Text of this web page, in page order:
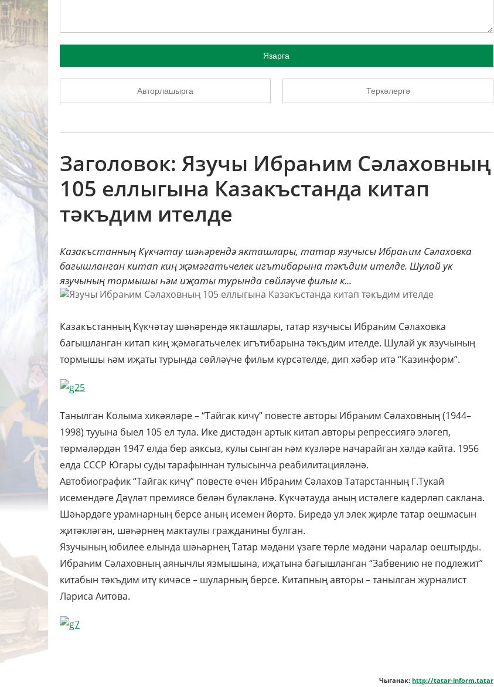
Язарга
Авторлашырга Теркәлергә
Заголовок: Язучы Ибраһим Сәлаховның
105 еллыгына Казакъстанда китап
тәкъдим ителде
Казакъстанның Күкчәтау шәһәрендә якташлары, татар язучысы Ибраһим Сәлаховка
багышланган китап киң җәмәгатьчелек игътибарына тәкъдим ителде. Шулай ук
язучының тормышы һәм иҗаты турында сөйләүче фильм к...
Казакъстанның Күкчәтау шәһәрендә якташлары, татар язучысы Ибраһим Сәлаховка
багышланган китап киң җәмәгатьчелек игътибарына тәкъдим ителде. Шулай ук язучының
тормышы һәм иҗаты турында сөйләүче фильм күрсәтелде, дип хәбәр итә “Казинформ”.
Танылган Колыма хикәяләре – “Тайгак кичү” повесте авторы Ибраһим Сәлаховның (1944–
1998) тууына быел 105 ел тула. Ике дистәдән артык китап авторы репрессиягә эләгеп,
төрмәләрдән 1947 елда бер аяксыз, кулы сынган һәм күзләре начарайган хәлдә кайта. 1956
елда СССР Югары суды тарафыннан тулысынча реабилитацияләнә.
Автобиографик “Тайгак кичү” повесте өчен Ибраһим Сәлахов Татарстанның Г.Тукай
исемендәге Дәүләт премиясе белән бүләкләнә. Күкчәтауда аның истәлеге кадерләп саклана.
Шәһәрдәге урамнарның берсе аның исемен йөртә. Биредә ул элек җирле татар оешмасын
җитәкләгән, шәһәрнең мактаулы гражданины булган.
Язучының юбилее елында шәһәрнең Татар мәдәни үзәге төрле мәдәни чаралар оештырды.
Ибраһим Сәлаховның аянычлы язмышына, иҗатына багышланган “Забвению не подлежит”
китабын тәкъдим итү кичәсе – шуларның берсе. Китапның авторы – танылган журналист
Лариса Аитова.
Чыганак: http://tatar-inform.tatar